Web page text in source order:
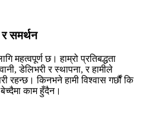
र समर्थन
महत्वपूर्ण छ। हाम्रो प्रतिबद्धता
डेलिभरी र स्थापना, र हामीले
रहन्छ। किनभने हामी विश्वास गर्छौं कि
काम हुँदैन।